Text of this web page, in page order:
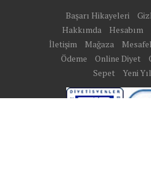
Başarı Hikayeleri
Hakkımda
Hesabım
İletişim
Mağaza
Ödeme
Online Diyet
Sepet
Yeni